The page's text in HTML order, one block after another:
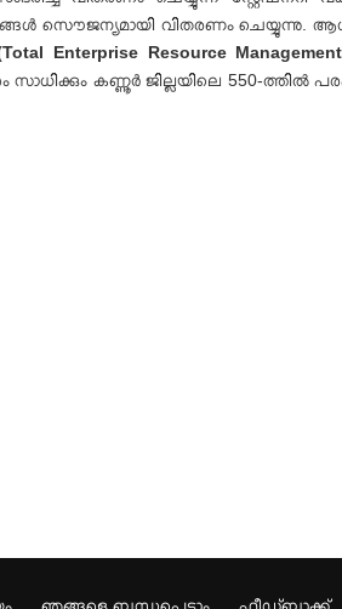
സൌജന്യമായി വിതരണം ചെയ്യുന്നു
Enterprise Resource
കണ്ണൂര്‍ ജില്ലയിലെ 550-ത്തില്‍